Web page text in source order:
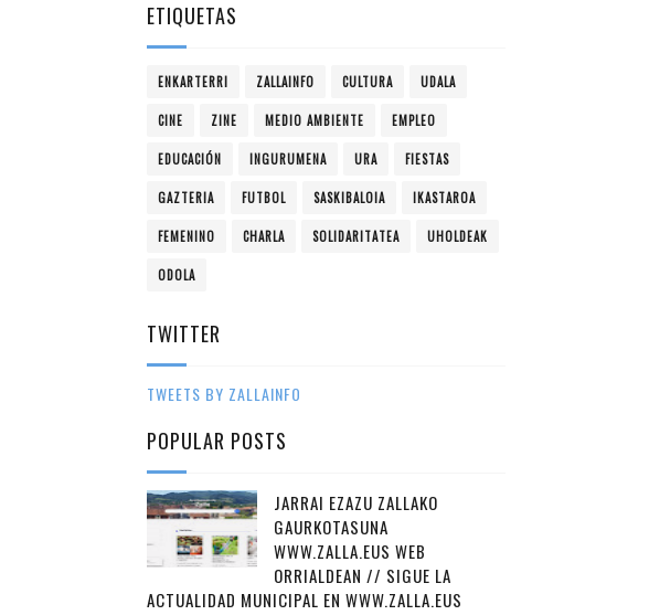
ETIQUETAS
ENKARTERRI ZALLAINFO CULTURA UDALA
CINE ZINE MEDIO AMBIENTE EMPLEO
EDUCACIÓN INGURUMENA URA FIESTAS
GAZTERIA FUTBOL SASKIBALOIA IKASTAROA
FEMENINO CHARLA SOLIDARITATEA UHOLDEAK
ODOLA
TWITTER
TWEETS BY ZALLAINFO
POPULAR POSTS
JARRAI EZAZU ZALLAKO
GAURKOTASUNA
WWW.ZALLA.EUS WEB
ORRIALDEAN // SIGUE LA
ACTUALIDAD MUNICIPAL EN WWW.ZALLA.EUS